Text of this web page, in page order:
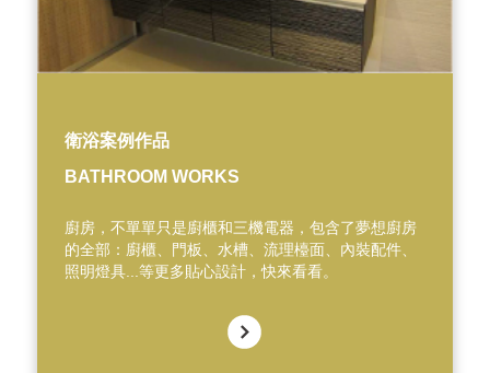
衛浴案例作品
BATHROOM WORKS
廚房，不單單只是廚櫃和三機電器，包含了夢想廚房
的全部：廚櫃、門板、水槽、流理檯面、內裝配件、
照明燈具...等更多貼心設計，快來看看。